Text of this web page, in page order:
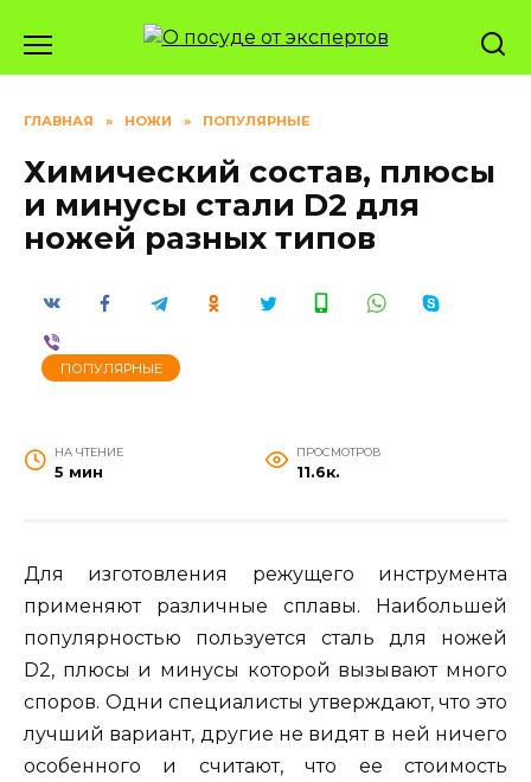
содержанию
ГЛАВНАЯ » НОЖИ » ПОПУЛЯРНЫЕ
Химический состав, плюсы
и минусы стали D2 для
ножей разных типов
ПОПУЛЯРНЫЕ
НА ЧТЕНИЕ
5 мин
ПРОСМОТРОВ
11.6к.
Для изготовления режущего инструмента
применяют различные сплавы. Наибольшей
популярностью пользуется сталь для ножей
D2, плюсы и минусы которой вызывают много
споров. Одни специалисты утверждают, что это
лучший вариант, другие не видят в ней ничего
особенного и считают, что ее стоимость